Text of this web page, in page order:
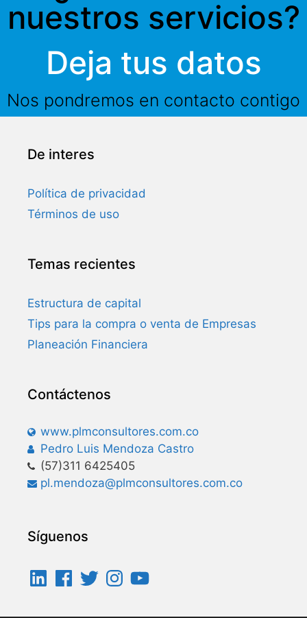
nuestros servicios?
Deja tus datos
Nos pondremos en contacto contigo
De interes
Política de privacidad
Términos de uso
Temas recientes
Estructura de capital
Tips para la compra o venta de Empresas
Planeación Financiera
Contáctenos
www.plmconsultores.com.co
Pedro Luis Mendoza Castro
(57)311 6425405
pl.mendoza@plmconsultores.com.co
Síguenos